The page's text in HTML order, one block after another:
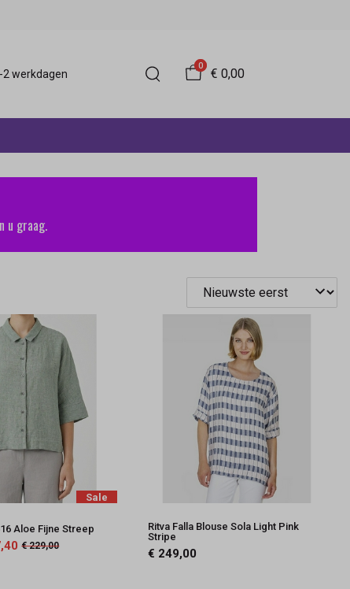
2 werkdagen
0
€ 0,00
u graag.
Sale
Aloe Fijne Streep
€ 229,00
Ritva Falla Blouse Sola Light Pink
Stripe
€ 249,00